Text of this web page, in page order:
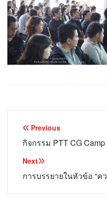
Post
navigation
Previous
กิจกรรม PTT CG Camp
Next
การบรรยายในหัวข้อ “ค